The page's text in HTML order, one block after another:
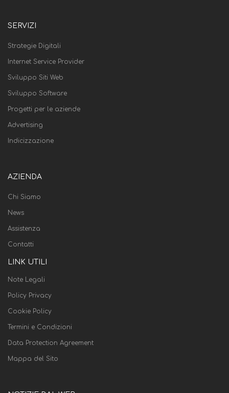
SERVIZI
Strategie Digitali
Internet Service Provider
Sviluppo Siti Web
Sviluppo Software
Progetti per le aziende
Advertising
Indicizzazione
AZIENDA
Chi Siamo
News
Assistenza
Contatti
LINK UTILI
Note Legali
Policy Privacy
Cookie Policy
Termini e Condizioni
Data Protection Agreement
Mappa del Sito